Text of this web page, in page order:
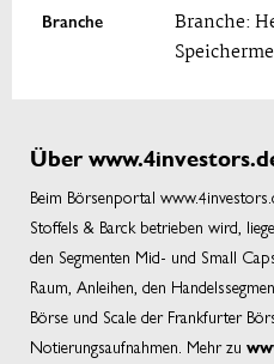
Branche
Branche:
Über
Beim Börsenportal
Stoffels & Barck betrieben wird,
den Segmenten Mid- und Small
Raum, Anleihen, den
Börse und Scale der Frankfurter
Notierungsaufnahmen. Mehr zu